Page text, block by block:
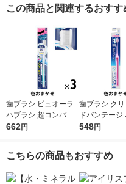
この商品と関連するおす
歯ブラシ ピュオーラ
ハブラシ 超コンパク
ト ふつう 1セット（3
662円
歯ブラシ ク
ドバンテージ
シ 4列 超コン
ライオン
548円
こちらの商品もおすすめ